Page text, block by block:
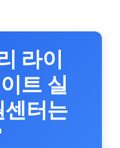
라이
트 실
센터는